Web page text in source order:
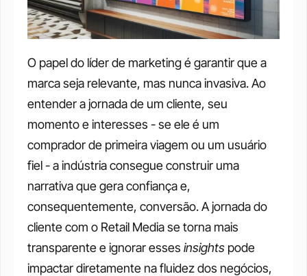
O papel do líder de marketing é garantir que a
marca seja relevante, mas nunca invasiva. Ao
entender a jornada de um cliente, seu
momento e interesses - se ele é um
comprador de primeira viagem ou um usuário
fiel - a indústria consegue construir uma
narrativa que gera confiança e,
consequentemente, conversão. A jornada do
cliente com o Retail Media se torna mais
transparente e ignorar esses insights pode
impactar diretamente na fluidez dos negócios,